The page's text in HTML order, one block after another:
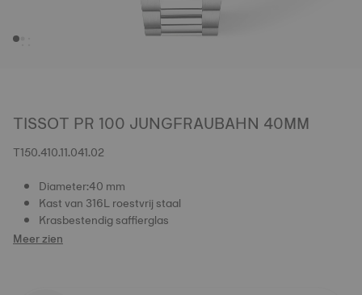
TISSOT PR 100 JUNGFRAUBAHN 40MM
T150.410.11.041.02
Diameter:40 mm
Kast van 316L roestvrij staal
Krasbestendig saffierglas
Meer zien